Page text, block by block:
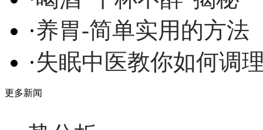
·养胃-简单实用的方法
·失眠中医教你如何调
更多新闻